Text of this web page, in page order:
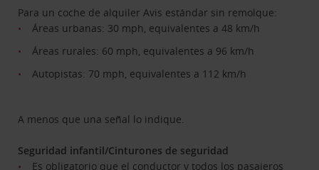
Para un coche de alquiler Avis estándar sin remolque:
Áreas urbanas: 30 mph, equivalentes a 48 km/h
Áreas rurales: 60 mph, equivalentes a 96 km/h
Autopistas: 70 mph, equivalentes a 112 km/h
A menos que una señal lo indique.
Seguridad infantil/Cinturones de seguridad
Es obligatorio que el conductor y todos los pasajeros